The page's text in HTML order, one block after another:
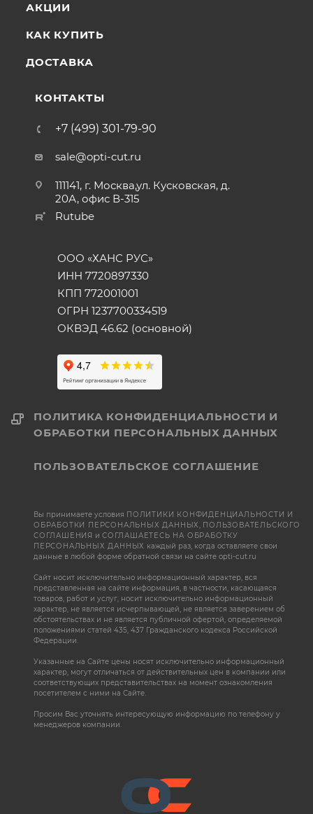
АКЦИИ
КАК КУПИТЬ
ДОСТАВКА
КОНТАКТЫ
+7 (499) 301-79-90
sale@opti-cut.ru
111141, г. Москва,ул. Кусковская, д.
20А, офис В-315
Rutube
ООО «ХАНС РУС»
ИНН 7720897330
КПП 772001001
ОГРН 1237700334519
ОКВЭД 46.62 (основной)
ПОЛИТИКА КОНФИДЕНЦИАЛЬНОСТИ И
ОБРАБОТКИ ПЕРСОНАЛЬНЫХ ДАННЫХ
ПОЛЬЗОВАТЕЛЬСКОЕ СОГЛАШЕНИЕ
Вы принимаете условия ПОЛИТИКИ КОНФИДЕНЦИАЛЬНОСТИ И
ОБРАБОТКИ ПЕРСОНАЛЬНЫХ ДАННЫХ, ПОЛЬЗОВАТЕЛЬСКОГО
СОГЛАШЕНИЯ иСОГЛАШАЕТЕСЬ НА ОБРАБОТКУ
ПЕРСОНАЛЬНЫХ ДАННЫХ каждый раз, когда оставляете свои
данные в любой форме обратной связи на сайте opti-cut.ru
Сайт носит исключительно информационный характер, вся
представленная на сайте информация, в частности, касающаяся
товаров, работ и услуг, носит исключительно информационный
характер, не является исчерпывающей, не является заверением об
обстоятельствах и не является публичной офертой, определяемой
положениями статей 435, 437 Гражданского кодекса Российской
Федерации.
Указанные на Сайте цены носят исключительно информационный
характер, могут отличаться от действительных цен в компании или
соответствующих представительствах на момент ознакомления
посетителем с ними на Сайте.
Просим Вас уточнять интересующую информацию по телефону у
менеджеров компании.